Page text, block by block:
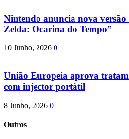
Nintendo anuncia nova versão
Zelda: Ocarina do Tempo”
10 Junho, 2026 0
União Europeia aprova
com injector portátil
8 Junho, 2026 0
Outros